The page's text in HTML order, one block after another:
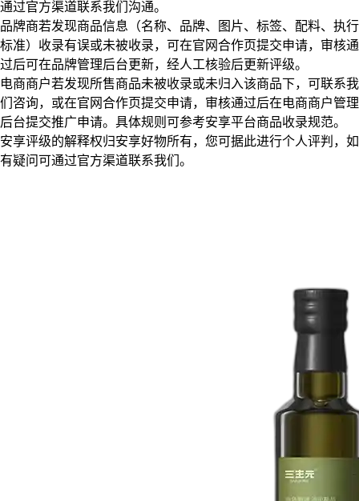
通过官方渠道联系我们沟通。
品牌商若发现商品信息（名称、品牌、图片、标签、配料、执行
标准）收录有误或未被收录，可在官网合作页提交申请，审核通
过后可在品牌管理后台更新，经人工核验后更新评级。
电商商户若发现所售商品未被收录或未归入该商品下，可联系我
们咨询，或在官网合作页提交申请，审核通过后在电商商户管理
后台提交推广申请。具体规则可参考安享平台商品收录规范。
安享评级的解释权归安享好物所有，您可据此进行个人评判，如
有疑问可通过官方渠道联系我们。